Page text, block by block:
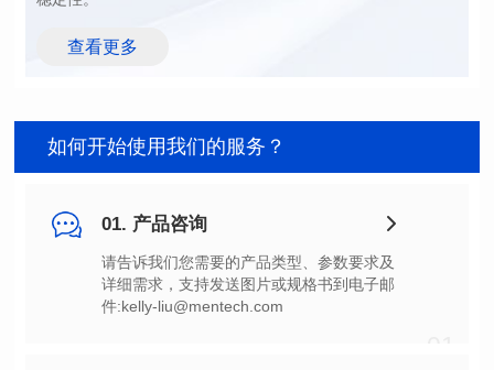
查看更多
如何开始使用我们的服务？
01. 产品咨询
件:kelly-liu@mentech.com